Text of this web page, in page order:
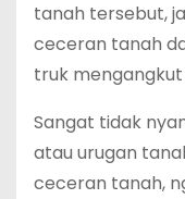
tanah tersebut,
ceceran tanah
truk
Sangat tidak
atau urugan
ceceran tanah,